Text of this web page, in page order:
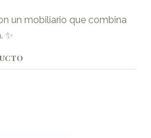
un mobiliario que combina
✨